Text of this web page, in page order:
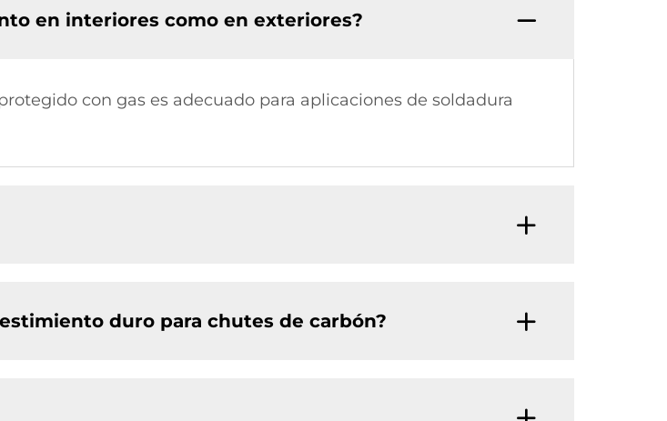
en interiores como en exteriores?
con gas es adecuado para aplicaciones de soldadura
duro para chutes de carbón?